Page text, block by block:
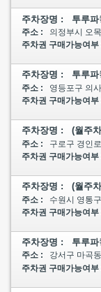
주차장명 : 투루파
주소 :
의정부시 오
주차권 구매가능여부
주차장명 : 투루파
주소 :
영등포구 의
주차권 구매가능여부
주차장명 : (월주
주소 :
구로구 경인
주차권 구매가능여부
주차장명 : (월주
주소 :
수원시 영통구
주차권 구매가능여부
주차장명 : 투루파
주소 :
강서구 마곡
주차권 구매가능여부